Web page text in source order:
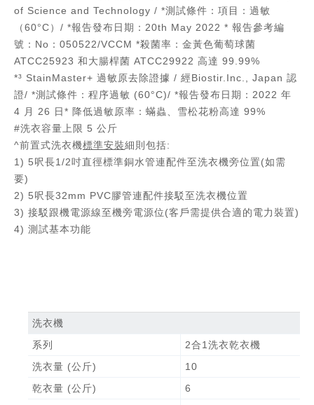
of Science and Technology / *測試條件：項目：過敏
（60°C）/ *報告發布日期：20th May 2022 * 報告參考編
號：No：050522/VCCM *殺菌率：金黃色葡萄球菌
ATCC25923 和大腸桿菌 ATCC29922 高達 99.99%
*³ StainMaster+ 過敏原去除證據 / 經Biostir.Inc., Japan 認
證/ *測試條件：程序過敏 (60°C)/ *報告發布日期：2022 年
4 月 26 日* 降低過敏原率：蟎蟲、雪松花粉高達 99%
#洗衣容量上限 5 公斤
^前置式洗衣機標準安裝細則包括:
1) 5呎長1/2吋直徑標準銅水管連配件至洗衣機旁位置(如需
要)
2) 5呎長32mm PVC膠管連配件接駁至洗衣機位置
3) 接駁跟機電源線至機旁電源位(客戶需提供合適的電力裝置)
4) 測試基本功能
洗衣機
系列
2合1洗衣乾衣機
洗衣量 (公斤)
10
乾衣量 (公斤)
6